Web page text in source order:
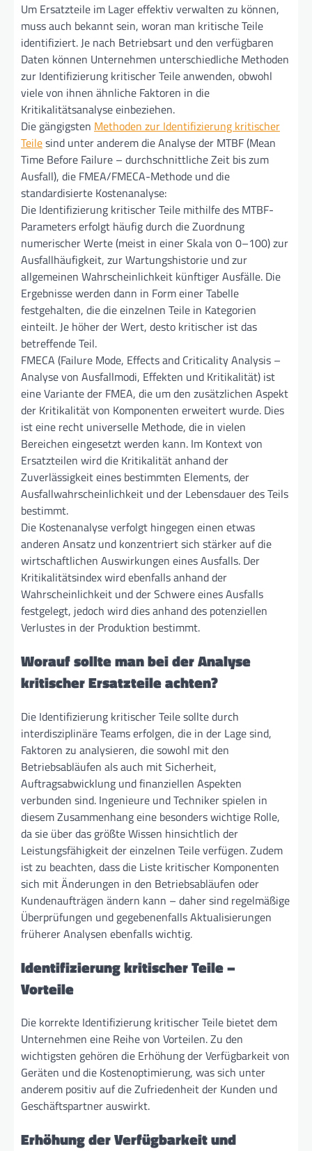
Um Ersatzteile im Lager effektiv verwalten zu können,
muss auch bekannt sein, woran man kritische Teile
identifiziert. Je nach Betriebsart und den verfügbaren
Daten können Unternehmen unterschiedliche Methoden
zur Identifizierung kritischer Teile anwenden, obwohl
viele von ihnen ähnliche Faktoren in die
Kritikalitätsanalyse einbeziehen.
Die gängigsten Methoden zur Identifizierung kritischer
Teilesind unter anderem die Analyse der MTBF (Mean
Time Before Failure – durchschnittliche Zeit bis zum
Ausfall), die FMEA/FMECA-Methode und die
standardisierte Kostenanalyse:
Die Identifizierung kritischer Teile mithilfe des MTBF-
Parameters erfolgt häufig durch die Zuordnung
numerischer Werte (meist in einer Skala von 0–100) zur
Ausfallhäufigkeit, zur Wartungshistorie und zur
allgemeinen Wahrscheinlichkeit künftiger Ausfälle. Die
Ergebnisse werden dann in Form einer Tabelle
festgehalten, die die einzelnen Teile in Kategorien
einteilt. Je höher der Wert, desto kritischer ist das
betreffende Teil.
FMECA (Failure Mode, Effects and Criticality Analysis –
Analyse von Ausfallmodi, Effekten und Kritikalität) ist
eine Variante der FMEA, die um den zusätzlichen Aspekt
der Kritikalität von Komponenten erweitert wurde. Dies
ist eine recht universelle Methode, die in vielen
Bereichen eingesetzt werden kann. Im Kontext von
Ersatzteilen wird die Kritikalität anhand der
Zuverlässigkeit eines bestimmten Elements, der
Ausfallwahrscheinlichkeit und der Lebensdauer des Teils
bestimmt.
Die Kostenanalyse verfolgt hingegen einen etwas
anderen Ansatz und konzentriert sich stärker auf die
wirtschaftlichen Auswirkungen eines Ausfalls. Der
Kritikalitätsindex wird ebenfalls anhand der
Wahrscheinlichkeit und der Schwere eines Ausfalls
festgelegt, jedoch wird dies anhand des potenziellen
Verlustes in der Produktion bestimmt.
Worauf sollte man bei der Analyse
kritischer Ersatzteile achten?
Die Identifizierung kritischer Teile sollte durch
interdisziplinäre Teams erfolgen, die in der Lage sind,
Faktoren zu analysieren, die sowohl mit den
Betriebsabläufen als auch mit Sicherheit,
Auftragsabwicklung und finanziellen Aspekten
verbunden sind. Ingenieure und Techniker spielen in
diesem Zusammenhang eine besonders wichtige Rolle,
da sie über das größte Wissen hinsichtlich der
Leistungsfähigkeit der einzelnen Teile verfügen. Zudem
ist zu beachten, dass die Liste kritischer Komponenten
sich mit Änderungen in den Betriebsabläufen oder
Kundenaufträgen ändern kann – daher sind regelmäßige
Überprüfungen und gegebenenfalls Aktualisierungen
früherer Analysen ebenfalls wichtig.
Identifizierung kritischer Teile –
Vorteile
Die korrekte Identifizierung kritischer Teile bietet dem
Unternehmen eine Reihe von Vorteilen. Zu den
wichtigsten gehören die Erhöhung der Verfügbarkeit von
Geräten und die Kostenoptimierung, was sich unter
anderem positiv auf die Zufriedenheit der Kunden und
Geschäftspartner auswirkt.
Erhöhung der Verfügbarkeit und